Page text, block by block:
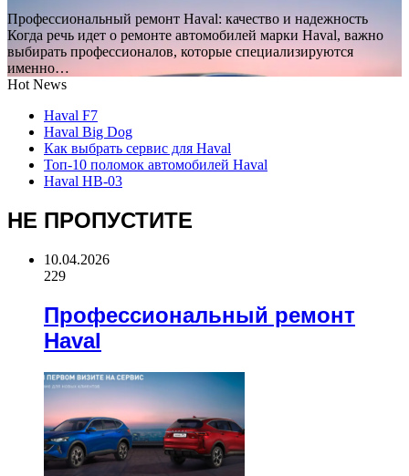
Профессиональный ремонт Haval: качество и надежность
Когда речь идет о ремонте автомобилей марки Haval, важно
выбирать профессионалов, которые специализируются
именно…
Hot News
Haval F7
Haval Big Dog
Как выбрать сервис для Haval
Топ-10 поломок автомобилей Haval
Haval HB-03
НЕ ПРОПУСТИТЕ
10.04.2026
229
Профессиональный ремонт
Haval